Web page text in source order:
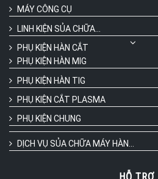
MÁY CÔNG CỤ
LINH KIỆN SỦA CHỮA...
PHỤ KIỆN HÀN CẮT
PHỤ KIỆN HÀN MIG
PHỤ KIỆN HÀN TIG
PHỤ KIỆN CẮT PLASMA
PHỤ KIỆN CHUNG
DỊCH VỤ SỦA CHỮA MÁY HÀN...
HỖ TRỢ